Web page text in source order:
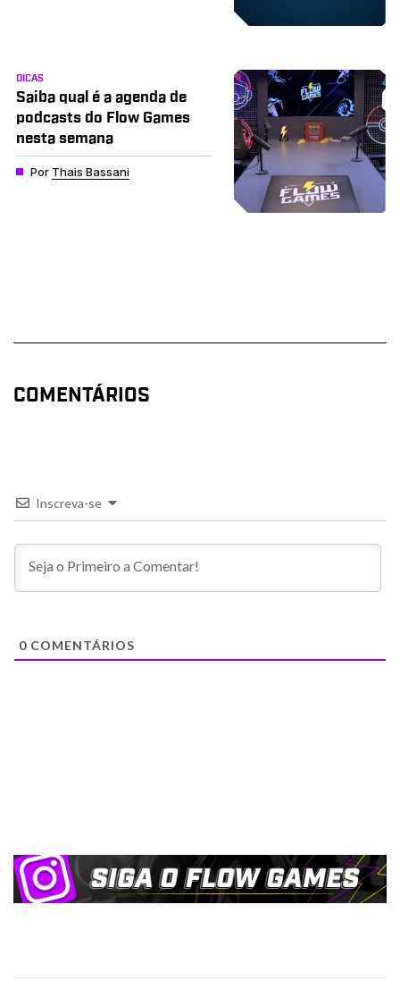
DICAS
Saiba qual é a agenda de
podcasts do Flow Games
nesta semana
Por Thais Bassani
COMENTÁRIOS
Inscreva-se
0 COMENTÁRIOS